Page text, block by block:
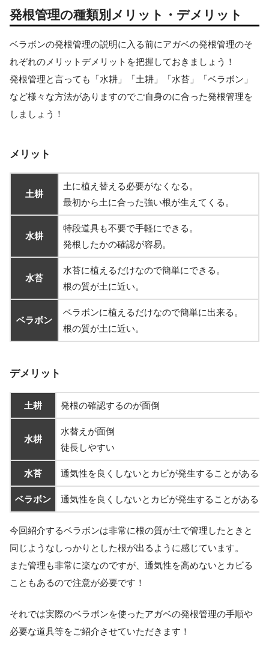
発根管理の種類別メリット・デメリット
ベラボンの発根管理の説明に入る前にアガベの発根管理のそ
れぞれのメリットデメリットを把握しておきましょう！
発根管理と言っても「水耕」「土耕」「水苔」「ベラボン」
など様々な方法がありますのでご自身のに合った発根管理を
しましょう！
メリット
土耕
土に植え替える必要がなくなる。
最初から土に合った強い根が生えてくる。
水耕
特段道具も不要で手軽にできる。
発根したかの確認が容易。
水苔
水苔に植えるだけなので簡単にできる。
根の質が土に近い。
ベラボン
ベラボンに植えるだけなので簡単に出来る。
根の質が土に近い。
デメリット
土耕 発根の確認するのが面倒
水耕
水替えが面倒
徒長しやすい
水苔 通気性を良くしないとカビが発生することがある
ベラボン 通気性を良くしないとカビが発生することがある
今回紹介するベラボンは非常に根の質が土で管理したときと
同じようなしっかりとした根が出るように感じています。
また管理も非常に楽なのですが、通気性を高めないとカビる
こともあるので注意が必要です！
それでは実際のベラボンを使ったアガベの発根管理の手順や
必要な道具等をご紹介させていただきます！